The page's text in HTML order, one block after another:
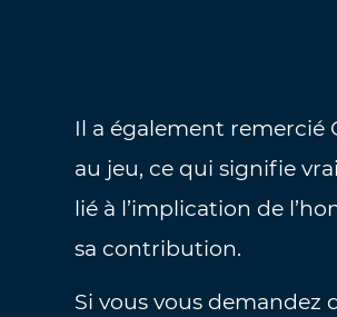
Il a également remercié
au jeu, ce qui signifie
lié à l’implication de
sa contribution.
Si vous vous demandez